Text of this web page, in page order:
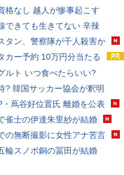
格なし 越人が惨事起こす
できても生きてない 辛辣
タン、警察隊が千人殺害か
カー予約 10万円分当たる
ルト いつ食べたらいい?
? 韓国サッカー協会が釈明
・蔦谷好位置氏 離婚を公表
雀士の伊達朱里紗が結婚
の無断撮影に女性アナ苦言
輪スノボ銅の冨田が結婚